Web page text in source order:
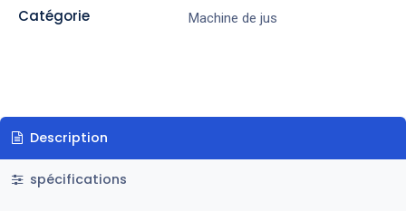
Catégorie Machine de jus
Description
spécifications